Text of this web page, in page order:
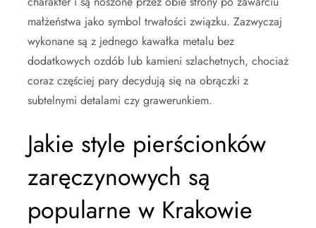
małżeństwa jako symbol trwałości związku. Zazwyczaj
wykonane są z jednego kawałka metalu bez
dodatkowych ozdób lub kamieni szlachetnych, chociaż
coraz częściej pary decydują się na obrączki z
subtelnymi detalami czy grawerunkiem.
Jakie style pierścionków
zaręczynowych są
popularne w Krakowie